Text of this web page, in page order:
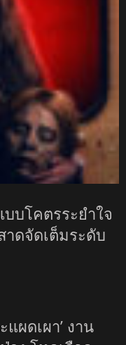
บโคตรระยำใจ
ดจัดเต็มระดับ
ผดเผา’ งาน